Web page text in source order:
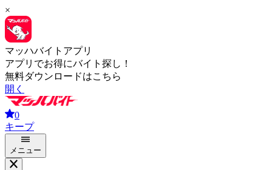
×
マッハバイトアプリ
アプリでお得にバイト探し！
無料ダウンロードはこちら
開く
0
キープ
メニュー